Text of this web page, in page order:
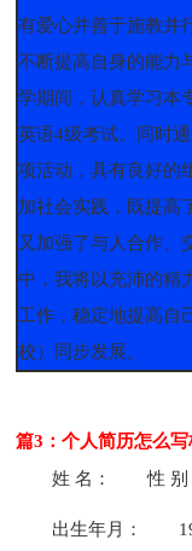
有爱心并善于施教并
不断提高自身的能力
学期间，认真学习本
英语4级考试。同时
项活动，具有良好的
加社会实践，既提高
又加强了与人合作、
中，我将以充沛的精
工作，稳定地提高自
校）同步发展。
篇3：个人简历怎么
姓 名：
性 别
出生年月：